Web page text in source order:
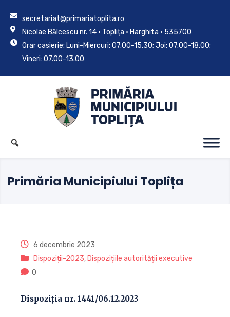
secretariat@primariatoplita.ro
Nicolae Bălcescu nr. 14 • Toplița • Harghita • 535700
Orar casierie: Luni-Miercuri: 07.00-15.30; Joi: 07.00-18.00;
Vineri: 07.00-13.00
Primăria Municipiului Toplița
6 decembrie 2023
Dispoziții-2023, Dispozițiile autorității executive
0
Dispoziția nr. 1441/06.12.2023